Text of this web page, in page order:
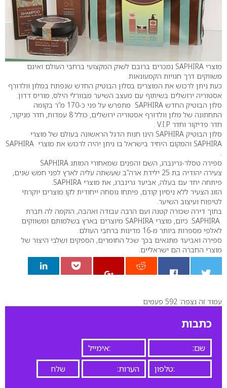
מוצרי SAPHIRA נמכרים ברובם לשוק המקצועי ברחבי העולם ואינם
משווקים דרך חנויות הקמעונאות.
כעת ניתן לרכוש את המוצרים בסלון הבוטיק החדש שנפתח במלון וולדורף
אסטוריה ירושלים בשיתוף עם מעצב השיער מבוורלי הילס, מוריס דדון.
סלון הבוטיק החדש SAPHIRA מתפרש על פני כ-170 מ”ר בקומה
התחתונה של מלון וולדורף אסטוריה ירושלים, כולל 8 עמדות, חדר מניקור,
חדר פדיקור וחדר V.I.P .
סלון הבוטיק SAPHIRA הינו חנות הדגל הראשונה בעולם של מוצרי
SAPHIRA והמקום היחיד בישראל בו ניתן יהיה לרכוש את מוצרי SAPHIRA
ספירה טסלר-גרינברג, השם והפנים שמאחורי המותג SAPHIRA
צעירה יהודיה בת 25 ילידת ארה”ב שעשתה עליה לארץ לפני חמש שנים,
פיתחה יחד עם בעלה, אביעד גרינברג, את מוצרי SAPHIRA.
הזוג הצעיר ללא ניסיון קודם, פיתחו נוסחה ייחודית לקו מוצרים יוקרתי
לטיפוח ועיצוב השיער.
בתוך דירה שכורה קטנה ועם הרבה עבודה ואהבה, הוקמה לה חברת
SAPHIRA. כיום, מוצרי SAPHIRA מיוצרים בארץ בשלמותם ומשווקים
לאלפי מספרות ביותר מ-16 מדינות ברחבי העולם.
ספירה ואביעד מתגאים בכך שכל החומרים, הספקים ושלבי היצור של
מוצרי החברה הם ישראליים.
0
עמוד זה נצפה: 592 פעמים
כתבות